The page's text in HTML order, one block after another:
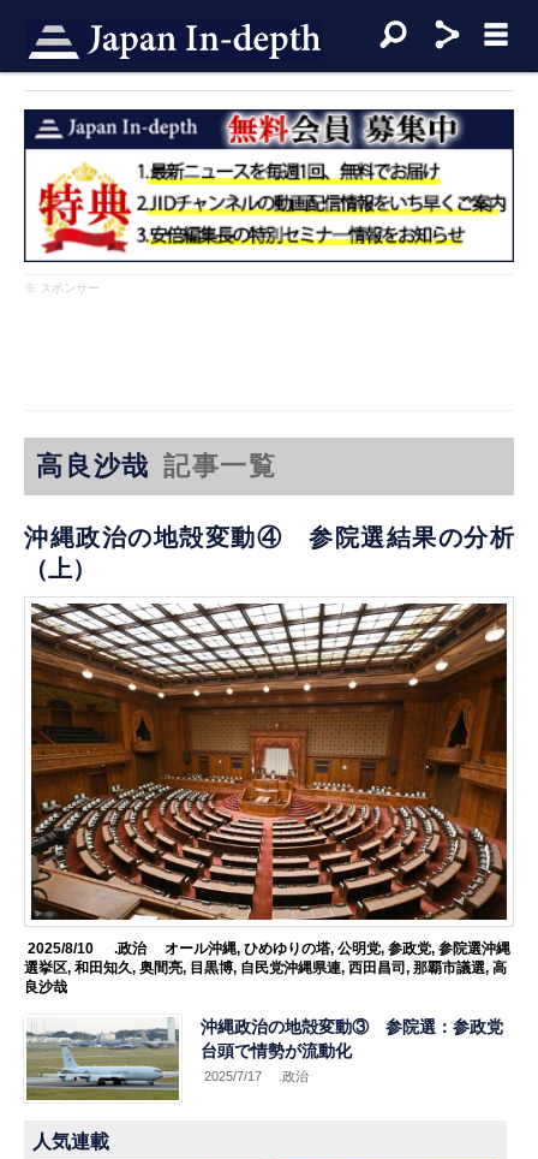
※ スポンサー
高良沙哉 記事一覧
沖縄政治の地殻変動④ 参院選結果の分析
（上）
2025/8/10 .政治 オール沖縄, ひめゆりの塔, 公明党, 参政党, 参院選沖縄
選挙区,和田知久,奥間亮, 目黒博, 自民党沖縄県連,西田昌司,那覇市議選,高
良沙哉
沖縄政治の地殻変動③ 参院選：参政党
台頭で情勢が流動化
2025/7/17 .政治
人気連載